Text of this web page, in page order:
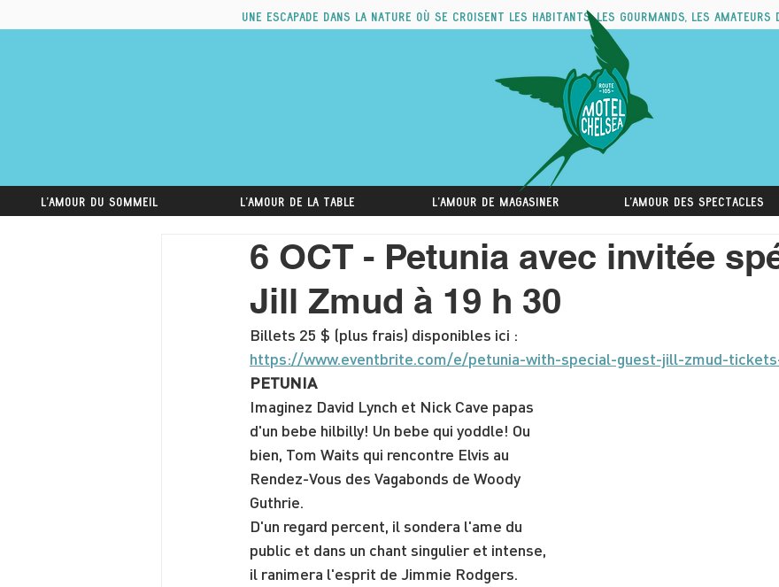
Une escapade dans la nature où se croisent les habitants, les gourmands, les
L'amour du sommeil L'amour de la table L'amour de magasiner L'amour des spectacles
6 OCT - Petunia avec invitée
Jill Zmud à 19 h 30
Billets 25 $ (plus frais) disponibles ici :
https://www.eventbrite.com/e/petunia-with-special-guest-jill-zmud-
PETUNIA
Imaginez David Lynch et Nick Cave papas
d'un bebe hilbilly! Un bebe qui yoddle! Ou
bien, Tom Waits qui rencontre Elvis au
Rendez-Vous des Vagabonds de Woody
Guthrie.
D'un regard percent, il sondera l'ame du
public et dans un chant singulier et intense,
il ranimera l'esprit de Jimmie Rodgers.